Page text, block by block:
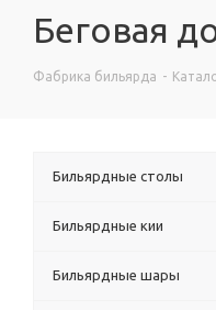
Беговая
Фабрика бильярда -
Бильярдные столы
Бильярдные кии
Бильярдные шары